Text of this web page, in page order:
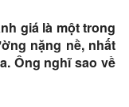
giá là một trong
nặng nề, nhất
Ông nghĩ sao về